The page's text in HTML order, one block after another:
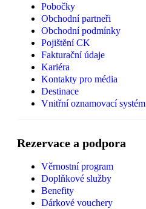
Pobočky
Obchodní partneři
Obchodní podmínky
Pojištění CK
Fakturační údaje
Kariéra
Kontakty pro média
Destinace
Vnitřní oznamovací systém
Rezervace a podpora
Věrnostní program
Doplňkové služby
Benefity
Dárkové vouchery